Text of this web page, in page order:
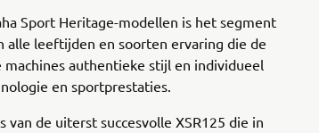
Sport Heritage-modellen is het segment
alle leeftijden en soorten ervaring die de
authentieke stijl en individueel
en sportprestaties.
van de uiterst succesvolle XSR125 die in